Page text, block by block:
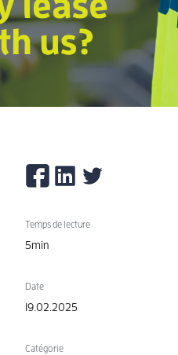
Temps de lecture
5min
Date
19.02.2025
Catégorie